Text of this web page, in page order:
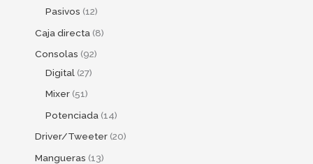
Pasivos 12
Caja directa 8
Consolas 92
Digital 27
Mixer 51
Potenciada 14
Driver/Tweeter 20
Mangueras 13